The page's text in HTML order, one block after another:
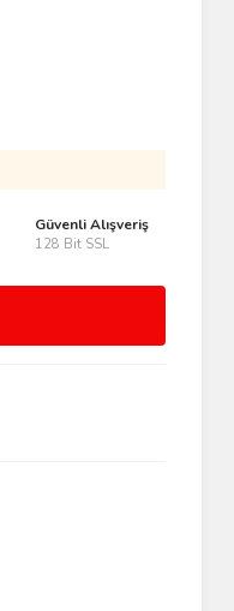
Güvenli Alışveriş
128 Bit SSL